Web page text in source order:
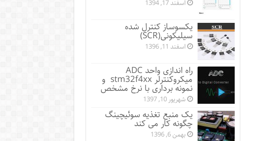
اسفند 17, 1394
یکسوساز کنترل شده
سیلیکونی(SCR)
اسفند 11, 1396
راه اندازی واحد ADC
میکروکنترلر stm32f4xx و
نمونه برداری با نرخ مشخص
شهریور 10, 1397
یک منبع تغذیه سوئیچینگ
چگونه کار می کند
بهمن 6, 1396